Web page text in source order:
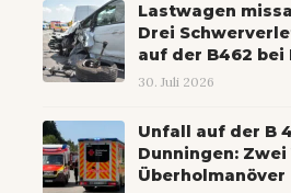
Lastwagen
Drei
auf der B462 bei
30. Juli 2026
Unfall auf der B
Dunningen:
Überholmanöver